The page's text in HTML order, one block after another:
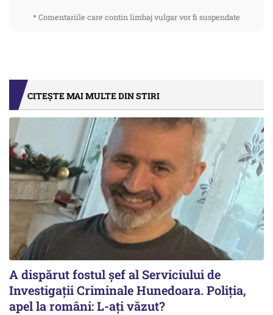
* Comentariile care contin limbaj vulgar vor fi suspendate
CITEȘTE MAI MULTE DIN STIRI
A dispărut fostul șef al Serviciului de
Investigații Criminale Hunedoara. Poliția,
apel la români: L-ați văzut?